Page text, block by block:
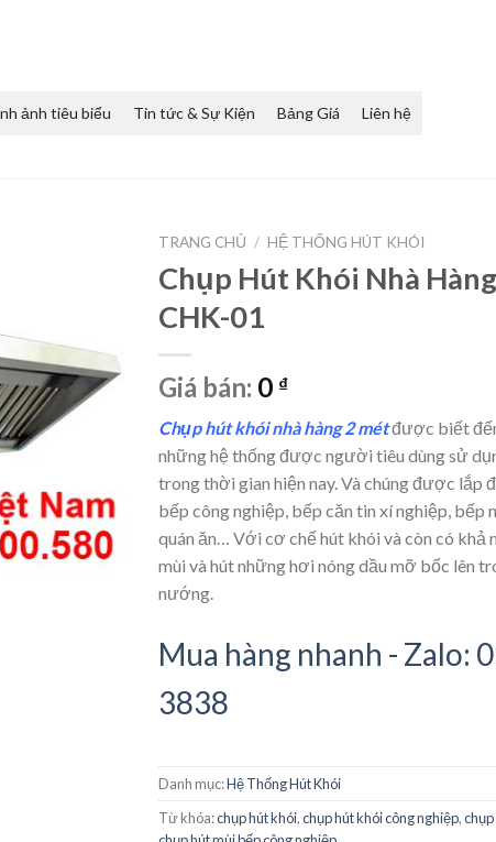
ảnh tiêu biểu Tin tức & Sự Kiện Bảng Giá Liên hệ
TRANG CHỦ / HỆ THỐNG HÚT KHÓI
Chụp Hút Khói Nhà
CHK-01
Giá bán: 0 ₫
Chụp hút khói nhà hàng 2 métđược biết
những hệ thống được người tiêu dùng sử
trong thời gian hiện nay. Và chúng được lắp
bếp công nghiệp, bếp căn tin xí nghiệp, bếp
quán ăn… Với cơ chế hút khói và còn có khả
mùi và hút những hơi nóng dầu mỡ bốc lên
nướng.
Mua hàng nhanh - Zalo:
3838
Danh mục:Hệ Thống Hút Khói
Từ khóa:chụp hút khói,chụp hút khói công nghiệp,